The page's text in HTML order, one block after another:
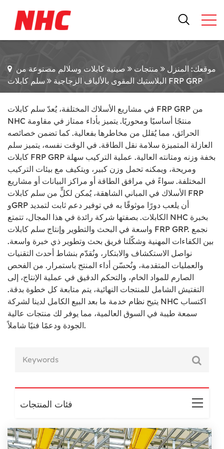
موقعك: المنزل منتجات
صينية كابلات وسلالم مصنوعة من
البلاستيك المقوى بالألياف الزجاجية سلم كابلات FRP GRP
في مشاريع الأسلاك المختلفة، يُعدّ سلم كابلات FRP GRP من
NHC منتجًا أساسيًا ومحوريًا. يتميز بأداء ممتاز في مقاومة
الحرائق، مما يُقلل من مخاطرها بفعالية. كما تضمن خصائصه
العازلة المتميزة سلامة نقل الطاقة. في الوقت نفسه، يتميز سلم
كابلات FRP GRP بخفة وزنه ومتانته العالية. عملية التركيب سهلة
ومريحة، ويمكنه تحمل وزن كبير، ويتكيف مع بيئات التركيب
المختلفة. سواءً في مرافق الطاقة أو مراكز البيانات أو مشاريع
الأسلاك في المباني الشاهقة، يُمكن لكلٍّ من سلم كابلات FRP
وGRP أن يلعب دورًا موثوقًا به في توفير دعم ثابت لتمديد
الكابلات. بصفتها شركة رائدة في هذا المجال، تتمتع NHC بخبرة
واسعة في البحث والتطوير وإنتاج سلم كابلات FRP GRP. نجمع
بين الكفاءات المهنية وشكّلنا فريق بحث وتطوير ذي خبرة واسعة.
نواصل الاستكشاف والابتكار، ونُقدّم بنشاط أحدث التقنيات
والعمليات المتقدمة، ونُحسّن أداء المنتج باستمرار. من الفحص
الصارم للمواد الخام، والتحكم الدقيق في عملية الإنتاج، إلى
التفتيش الشامل للمنتجات النهائية، يتم متابعة كل خطوة بدقة.
يتيح نظام خدمة ما بعد البيع الكامل لدينا لشركة NHC اكتساب
سمعة طيبة في السوق العالمية، مما يوفر لك منتجات عالية
الجودة ودعمًا فنيًا شاملاً.
فئات المنتجات